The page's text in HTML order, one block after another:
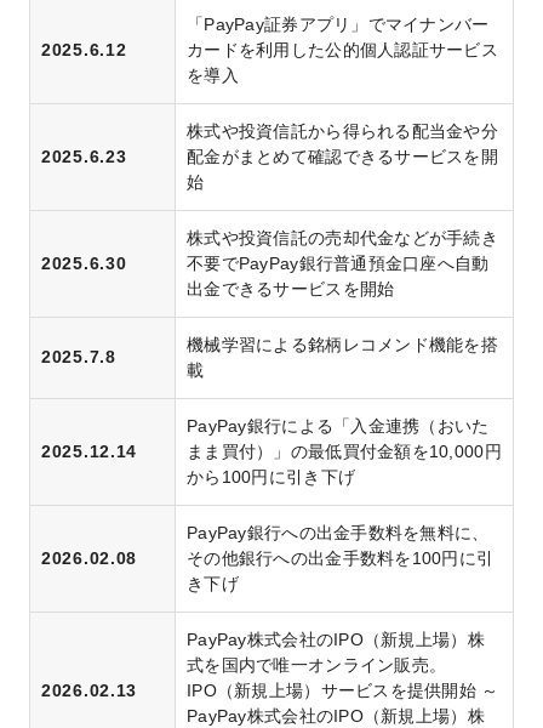
2025.6.12
「PayPay証券アプリ」でマイナンバー
カードを利用した公的個人認証サービス
を導入
2025.6.23
株式や投資信託から得られる配当金や分
配金がまとめて確認できるサービスを開
始
2025.6.30
株式や投資信託の売却代金などが手続き
不要でPayPay銀行普通預金口座へ自動
出金できるサービスを開始
2025.7.8
機械学習による銘柄レコメンド機能を搭
載
2025.12.14
PayPay銀行による「入金連携（おいた
まま買付）」の最低買付金額を10,000円
から100円に引き下げ
2026.02.08
PayPay銀行への出金手数料を無料に、
その他銀行への出金手数料を100円に引
き下げ
2026.02.13
PayPay株式会社のIPO（新規上場）株
式を国内で唯一オンライン販売。
IPO（新規上場）サービスを提供開始 ～
PayPay株式会社のIPO（新規上場）株